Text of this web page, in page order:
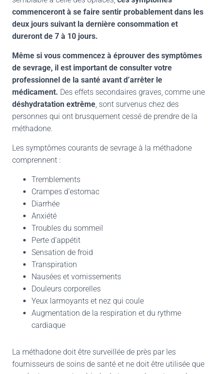
commenceront à se faire sentir probablement dans les
deux jours suivant la dernière consommation et
dureront de 7 à 10 jours.
Même si vous commencez à éprouver des symptômes
de sevrage, il est important de consulter votre
professionnel de la santé avant d’arrêter le
médicament. Des effets secondaires graves, comme une
déshydratation extrême, sont survenus chez des
personnes qui ont brusquement cessé de prendre de la
méthadone.
Les symptômes courants de sevrage à la méthadone
comprennent :
Tremblements
Crampes d’estomac
Diarrhée
Anxiété
Troubles du sommeil
Perte d’appétit
Sensation de froid
Transpiration
Nausées et vomissements
Douleurs corporelles
Yeux larmoyants et nez qui coule
Augmentation de la respiration et du rythme
cardiaque
La méthadone doit être surveillée de près par les
fournisseurs de soins de santé et ne doit être utilisée que